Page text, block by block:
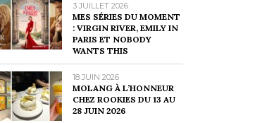
3 JUILLET 2026
MES SÉRIES DU MOMENT
: VIRGIN RIVER, EMILY IN
PARIS ET NOBODY
WANTS THIS
18 JUIN 2026
MOLANG À L’HONNEUR
CHEZ ROOKIES DU 13 AU
28 JUIN 2026